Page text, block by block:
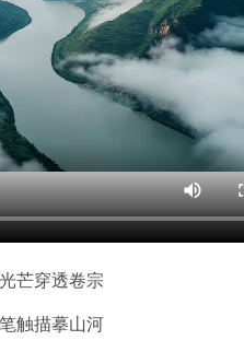
芒穿透卷宗
触描摹山河